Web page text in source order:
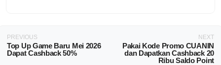
PREVIOUS
Top Up Game Baru Mei 2026
Dapat Cashback 50%
NEXT
Pakai Kode Promo CUANIN
dan Dapatkan Cashback 20
Ribu Saldo Point